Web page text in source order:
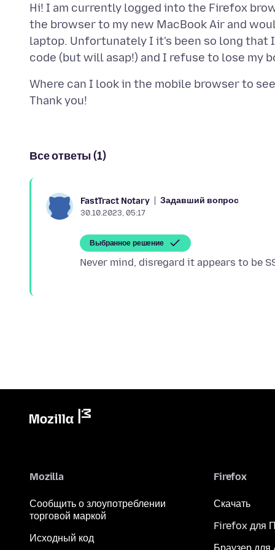
Hi! I am currently logged into the Firefox
the browser to my new MacBook Air and
laptop. Unfortunately I it's been so long that
Where can I look in the mobile browser to
Все ответы (1)
FastTract Notary Задавший вопрос
30.10.2023, 05:17
Выбранное решение
Mozilla
Сообщить о злоупотреблении
торговой маркой
Исходный код
Firefox
Скачать
Firefox для